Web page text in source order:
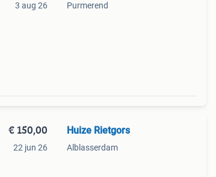
3 aug 26 Purmerend
€ 150,00
22 jun 26
Huize Rietgors
Alblasserdam